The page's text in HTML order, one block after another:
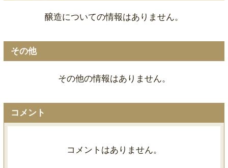
醸造についての情報はありません。
その他
その他の情報はありません。
コメント
コメントはありません。